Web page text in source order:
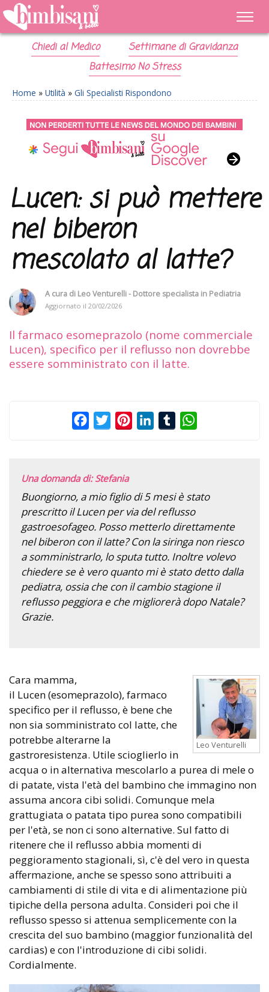
Chiedi al Medico
Settimane di Gravidanza
Battesimo No Stress
Home » Utilità » Gli Specialisti Rispondono
Lucen: si può mettere
nel biberon
mescolato al latte?
A cura di Leo Venturelli - Dottore specialista in Pediatria
Aggiornato il 20/02/2026
Il farmaco esomeprazolo (nome commerciale
Lucen), specifico per il reflusso non dovrebbe
essere somministrato con il latte.
FacebookTwitterPinterestLinkedInTumblr
Una domanda di: Stefania
Buongiorno, a mio figlio di 5 mesi è stato
prescritto il Lucen per via del reflusso
gastroesofageo. Posso metterlo direttamente
nel biberon con il latte? Con la siringa non riesco
a somministrarlo, lo sputa tutto. Inoltre volevo
chiedere se è vero quanto mi è stato detto dalla
pediatra, ossia che con il cambio stagione il
reflusso peggiora e che migliorerà dopo Natale?
Grazie.
Leo Venturelli
Cara mamma,
il Lucen (esomeprazolo), farmaco
specifico per il reflusso, è bene che
non sia somministrato col latte, che
potrebbe alterarne la
gastroresistenza. Utile scioglierlo in
acqua o in alternativa mescolarlo a purea di mele o
di patate, vista l'età del bambino che immagino non
assuma ancora cibi solidi. Comunque mela
grattugiata o patata tipo purea sono compatibili
per l'età, se non ci sono alternative. Sul fatto di
ritenere che il reflusso abbia momenti di
peggioramento stagionali, sì, c'è del vero in questa
affermazione, anche se spesso sono attribuiti a
cambiamenti di stile di vita e di alimentazione più
tipiche della persona adulta. Consideri poi che il
reflusso spesso si attenua semplicemente con la
crescita del suo bambino (maggior funzionalità del
cardias) e con l'introduzione di cibi solidi.
Cordialmente.